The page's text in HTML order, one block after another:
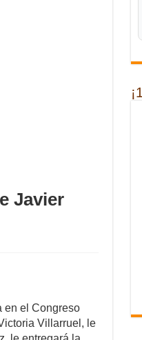
Javier
en el Congreso
Villarruel, le